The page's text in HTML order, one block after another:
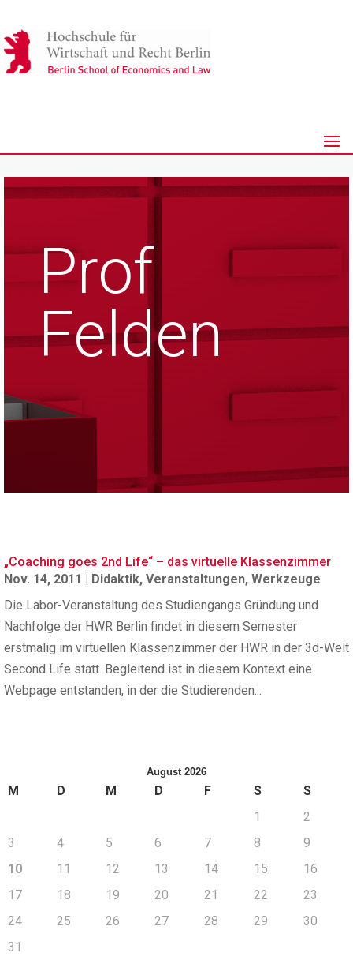
Prof
Felden
„Coaching goes 2nd Life“ – das virtuelle Klassenzimmer
Nov. 14, 2011 | Didaktik, Veranstaltungen, Werkzeuge
Die Labor-Veranstaltung des Studiengangs Gründung und
Nachfolge der HWR Berlin findet in diesem Semester
erstmalig im virtuellen Klassenzimmer der HWR in der 3d-Welt
Second Life statt. Begleitend ist in diesem Kontext eine
Webpage entstanden, in der die Studierenden...
August 2026
M D M D F S
S
1
2
3
4 5 6 7 8
9
10
11 12 13 14 15
16
17
18 19 20 21 22
23
24
25 26 27 28 29
30
31